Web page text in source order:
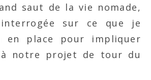
saut de la vie nomade,
sur ce que je
en place pour impliquer
notre projet de tour du